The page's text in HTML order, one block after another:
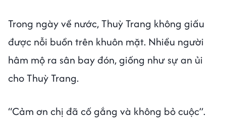
Trong ngày về nước, Thuỳ Trang không giấu
được nỗi buồn trên khuôn mặt. Nhiều người
hâm mộ ra sân bay đón, giống như sự an ủi
cho Thuỳ Trang.
“Cảm ơn chị đã cố gắng và không bỏ cuộc”.